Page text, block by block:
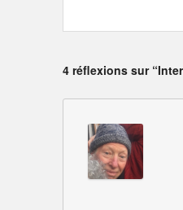
4 réflexions sur